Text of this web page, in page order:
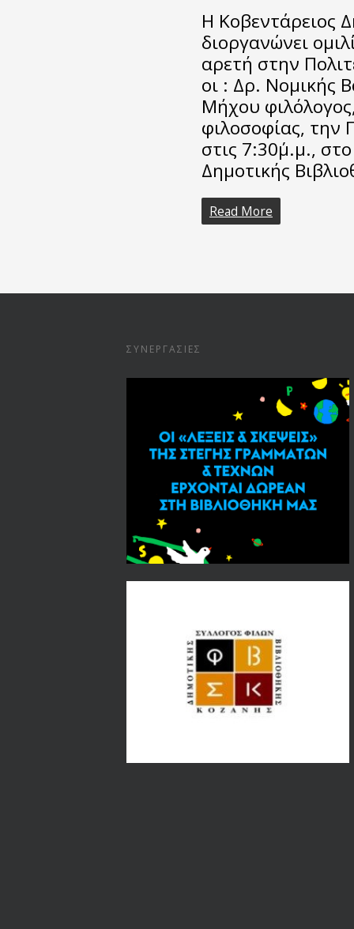
Η Κοβεντάρειος
διοργανώνει
αρετή στην
οι : Δρ. Νομικής
Μήχου
φιλοσοφίας, την
στις 7:30΄μ.μ.,
Δημοτικής
Read More
ΣΥΝΕΡΓΑΣΊΕΣ